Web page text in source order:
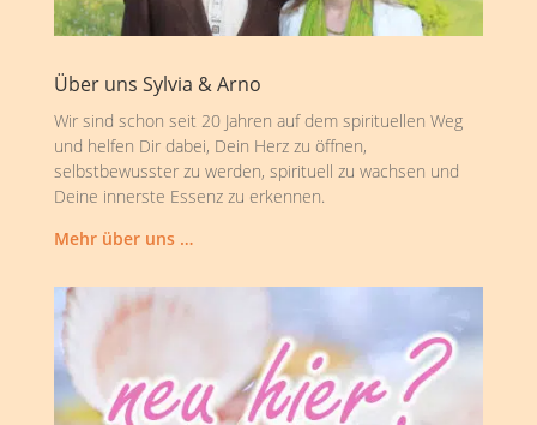
Über uns Sylvia & Arno
Wir sind schon seit 20 Jahren auf dem spirituellen Weg
und helfen Dir dabei, Dein Herz zu öffnen,
selbstbewusster zu werden, spirituell zu wachsen und
Deine innerste Essenz zu erkennen.
Mehr über uns …